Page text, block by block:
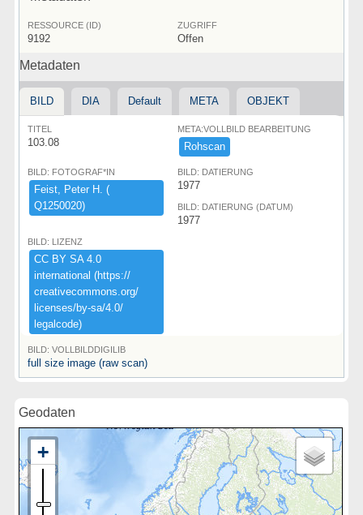
RESSOURCE (ID)
9192
ZUGRIFF
Offen
Metadaten
BILD DIA Default META OBJEKT
TITEL
103.08
META:VOLLBILD BEARBEITUNG
Rohscan
BILD: FOTOGRAF*IN
Feist,​ ​Peter ​H.​ ​(​
Q1250020)​
BILD: DATIERUNG
1977
BILD: DATIERUNG (DATUM)
1977
BILD: LIZENZ
CC ​BY ​SA ​4.​0 ​
international ​(​https:​/​/​
creativecommons.​org/​
licenses/​by-​sa/​4.​0/​
legalcode)​
BILD: VOLLBILDDIGILIB
full size image (raw scan)
Geodaten